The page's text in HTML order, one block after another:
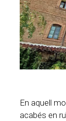
En aquell
acabés en